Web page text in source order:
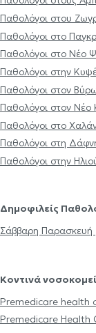
Παθολόγοι στου
Παθολόγοι στο
Παθολόγοι στο Νέο
Παθολόγοι στην
Παθολόγοι στον
Παθολόγοι στον Νέο
Παθολόγοι στο
Παθολόγοι στη
Παθολόγοι στην
Δημοφιλείς
Σάββαρη Παρασκευή
Κοντινά
Premedicare health
Premedicare Health